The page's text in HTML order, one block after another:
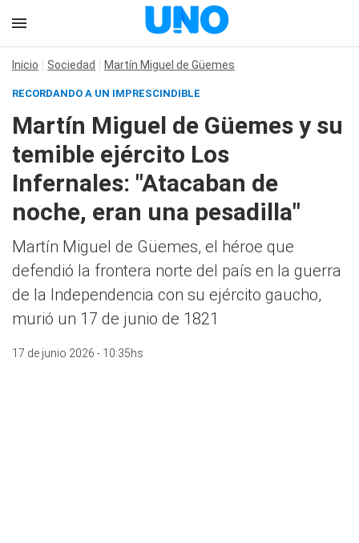
Inicio Sociedad Martín Miguel de Güemes
RECORDANDO A UN IMPRESCINDIBLE
Martín Miguel de Güemes y su
temible ejército Los
Infernales: "Atacaban de
noche, eran una pesadilla"
Martín Miguel de Güemes, el héroe que
defendió la frontera norte del país en la guerra
de la Independencia con su ejército gaucho,
murió un 17 de junio de 1821
17 de junio 2026 - 10:35hs